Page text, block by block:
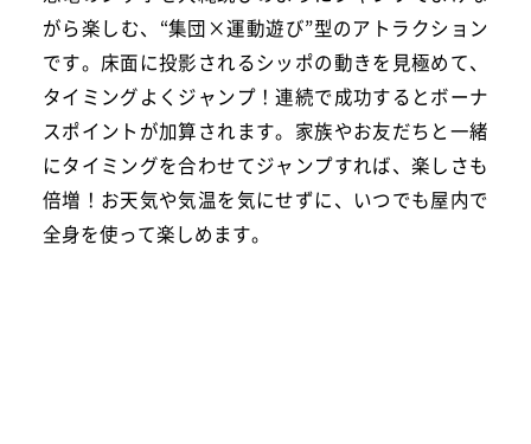
がら楽しむ、“集団×運動遊び”型のアトラクション
です。床面に投影されるシッポの動きを見極めて、
タイミングよくジャンプ！連続で成功するとボーナ
スポイントが加算されます。家族やお友だちと一緒
にタイミングを合わせてジャンプすれば、楽しさも
倍増！お天気や気温を気にせずに、いつでも屋内で
全身を使って楽しめます。